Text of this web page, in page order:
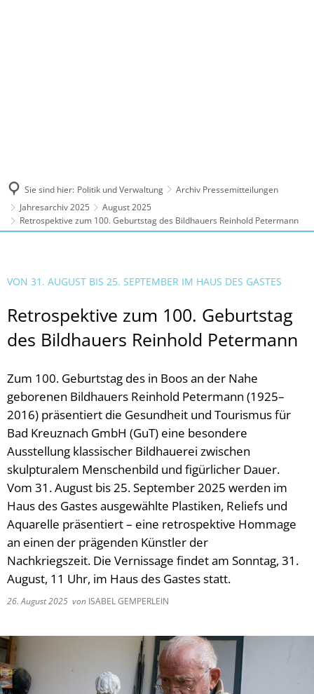
Sie sind hier: Politik und Verwaltung
Archiv Pressemitteilungen
Jahresarchiv 2025
August 2025
Retrospektive zum 100. Geburtstag des Bildhauers Reinhold Petermann
VON 31. AUGUST BIS 25. SEPTEMBER IM HAUS DES GASTES
Retrospektive zum 100. Geburtstag
des Bildhauers Reinhold Petermann
Zum 100. Geburtstag des in Boos an der Nahe
geborenen Bildhauers Reinhold Petermann (1925–
2016) präsentiert die Gesundheit und Tourismus für
Bad Kreuznach GmbH (GuT) eine besondere
Ausstellung klassischer Bildhauerei zwischen
skulpturalem Menschenbild und figürlicher Dauer.
Vom 31. August bis 25. September 2025 werden im
Haus des Gastes ausgewählte Plastiken, Reliefs und
Aquarelle präsentiert – eine retrospektive Hommage
an einen der prägenden Künstler der
Nachkriegszeit. Die Vernissage findet am Sonntag, 31.
August, 11 Uhr, im Haus des Gastes statt.
26. August 2025 von ISABEL GEMPERLEIN